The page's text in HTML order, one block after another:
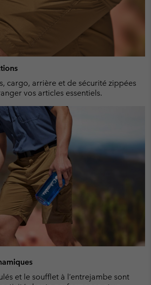
cargo, arrière et de sécurité zippées
vos articles essentiels.
et le soufflet à l’entrejambe sont